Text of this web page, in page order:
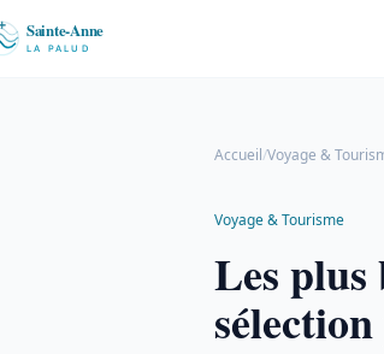
Accueil/Voyage &
Voyage & Tourisme
Les plus